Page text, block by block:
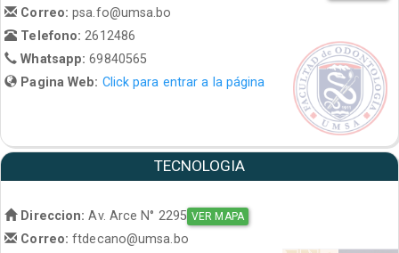
Correo:psa.fo@umsa.bo
Telefono:2612486
Whatsapp:69840565
Pagina Web: Click para entrar a la página
TECNOLOGIA
Direccion: Av. Arce N° 2295 VER MAPA
Correo:ftdecano@umsa.bo